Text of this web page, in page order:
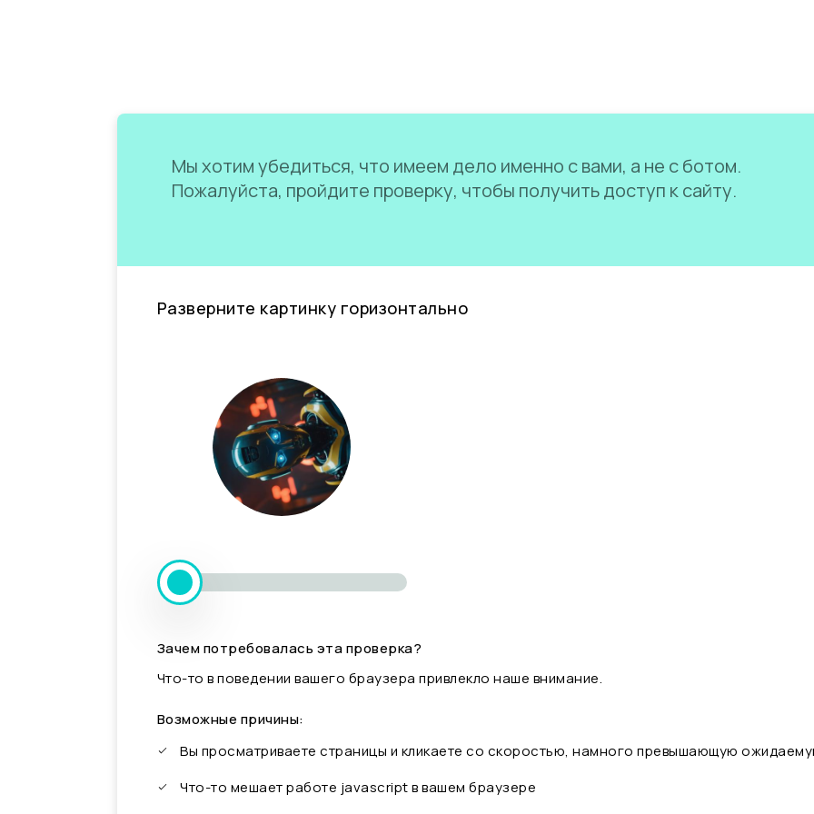
Мы хотим убедиться, что имеем дело именно с вами, а не с ботом.
Пожалуйста, пройдите проверку, чтобы получить доступ к сайту.
Разверните картинку горизонтально
Зачем потребовалась эта проверка?
Что-то в поведении вашего браузера привлекло наше внимание.
Возможные причины:
Вы просматриваете страницы и кликаете со скоростью, намного превышающую
Что-то мешает работе javascript в вашем браузере